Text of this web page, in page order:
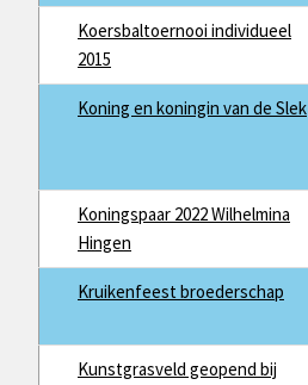
Koersbaltoernooi individueel
2015
Koning en koningin van de Slek
Koningspaar 2022 Wilhelmina
Hingen
Kruikenfeest broederschap
Kunstgrasveld geopend bij